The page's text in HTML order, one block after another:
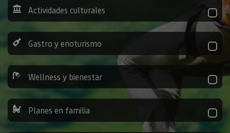
Actividades culturales
Gastro y enoturismo
Wellness y bienestar
Planes en familia